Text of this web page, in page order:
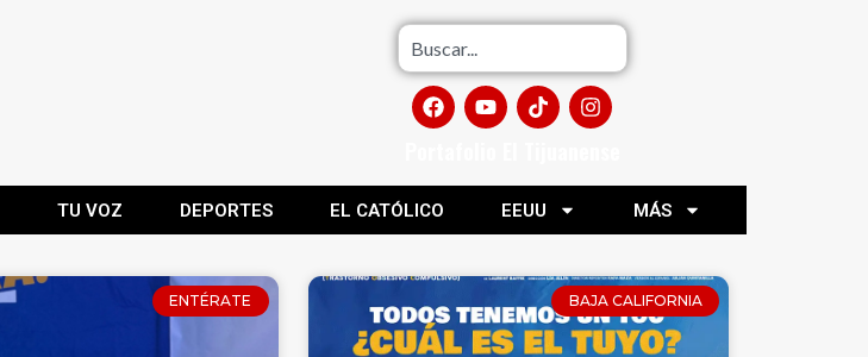
TU VOZ DEPORTES EL CATÓLICO EEUU MÁS
ENTÉRATE BAJA CALIFORNIA